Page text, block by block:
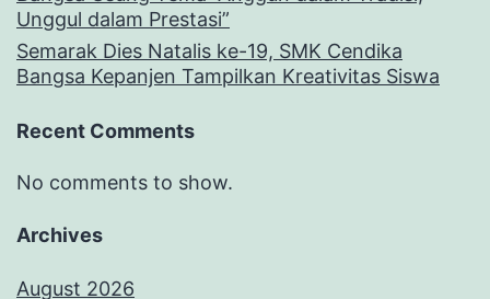
Unggul dalam Prestasi”
Semarak Dies Natalis ke-19, SMK Cendika
Bangsa Kepanjen Tampilkan Kreativitas Siswa
Recent Comments
No comments to show.
Archives
August 2026